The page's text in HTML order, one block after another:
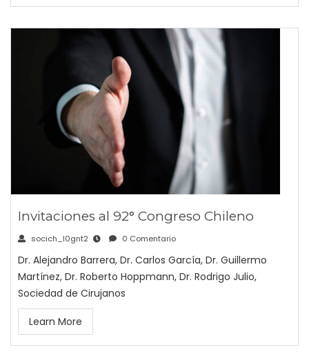
Invitaciones al 92° Congreso Chileno
socich_l0gnt2 0 Comentario
Dr. Alejandro Barrera, Dr. Carlos García, Dr. Guillermo
Martínez, Dr. Roberto Hoppmann, Dr. Rodrigo Julio,
Sociedad de Cirujanos
Learn More